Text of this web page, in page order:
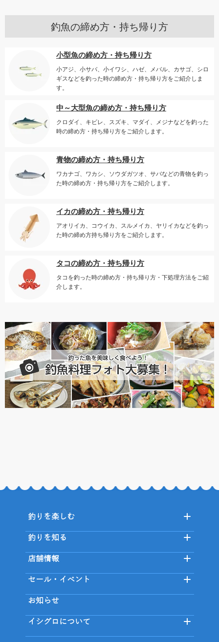
釣魚の締め方・持ち帰り方
小型魚の締め方・持ち帰り方
小アジ、小サバ、小イワシ、ハゼ、メバル、カサゴ、シロ
ギスなどを釣った時の締め方・持ち帰り方をご紹介しま
す。
中～大型魚の締め方・持ち帰り方
クロダイ、キビレ、スズキ、マダイ、メジナなどを釣った
時の締め方・持ち帰り方をご紹介します。
青物の締め方・持ち帰り方
ワカナゴ、ワカシ、ソウダガツオ、サバなどの青物を釣っ
た時の締め方・持ち帰り方をご紹介します。
イカの締め方・持ち帰り方
アオリイカ、コウイカ、スルメイカ、ヤリイカなどを釣っ
た時の締め方持ち帰り方をご紹介します。
タコの締め方・持ち帰り方
タコを釣った時の締め方・持ち帰り方・下処理方法をご紹
介します。
釣りを楽しむ
釣りを知る
店舗情報
セール・イベント
お知らせ
イシグロについて